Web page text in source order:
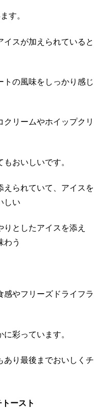
す。
スが加えられていると
トの風味をしっかり感じ
リームやホイップクリ
おいしいです。
えられていて、アイスを
しい
としたアイスを添え
わう
やフリーズドライフラ
彩っています。
り最後までおいしくチ
ースト